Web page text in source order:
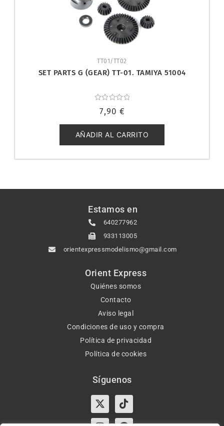
TT01/TT02
SET PARTS G (GEAR) TT-01. TAMIYA 51004
con
de
5
7,90 €
AÑADIR AL CARRITO
Estamos en
640277962
933113005
orientexpressmodelismo@gmail.com
Orient Express
Quiénes somos
Contacto
Aviso legal
Condiciones de uso y compra
Política de privacidad
Política de cookies
Síguenos
X-
twitter
Tiktok
InstagramFacebook